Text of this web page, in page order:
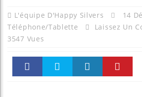
L'équipe D'Happy Silvers
14
Téléphone/tablette
Laissez Un
3547 Vues